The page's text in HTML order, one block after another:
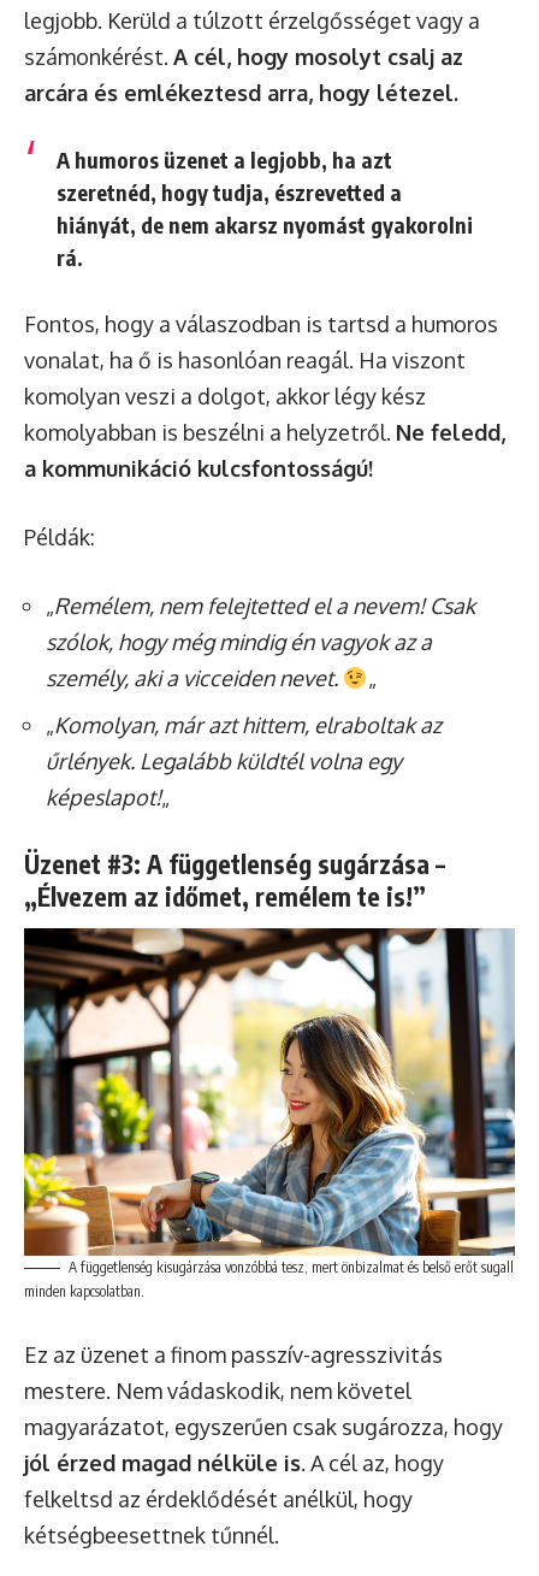
legjobb. Kerüld a túlzott érzelgősséget vagy a
számonkérést. A cél, hogy mosolyt csalj az
arcára és emlékeztesd arra, hogy létezel.
A humoros üzenet a legjobb, ha azt
szeretnéd, hogy tudja, észrevetted a
hiányát, de nem akarsz nyomást gyakorolni
rá.
Fontos, hogy a válaszodban is tartsd a humoros
vonalat, ha ő is hasonlóan reagál. Ha viszont
komolyan veszi a dolgot, akkor légy kész
komolyabban is beszélni a helyzetről. Ne feledd,
a kommunikáció kulcsfontosságú!
Példák:
„Remélem, nem felejtetted el a nevem! Csak
szólok, hogy még mindig én vagyok az a
személy, aki a vicceiden nevet.
„
„Komolyan, már azt hittem, elraboltak az
űrlények. Legalább küldtél volna egy
képeslapot!„
Üzenet #3: A függetlenség sugárzása –
„Élvezem az időmet, remélem te is!”
A függetlenség kisugárzása vonzóbbá tesz, mert önbizalmat és belső erőt sugall
minden kapcsolatban.
Ez az üzenet a finom passzív-agresszivitás
mestere. Nem vádaskodik, nem követel
magyarázatot, egyszerűen csak sugározza, hogy
jól érzed magad nélküle is. A cél az, hogy
felkeltsd az érdeklődését anélkül, hogy
kétségbeesettnek tűnnél.